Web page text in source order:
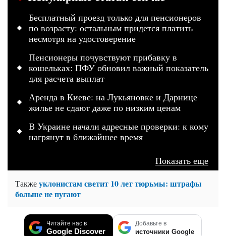
Бесплатный проезд только для пенсионеров
по возрасту: остальным придется платить
несмотря на удостоверение
Пенсионеры почувствуют прибавку в
кошельках: ПФУ обновил важный показатель
для расчета выплат
Аренда в Киеве: на Лукьяновке и Дарнице
жилье не сдают даже по низким ценам
В Украине начали адресные проверки: к кому
нагрянут в ближайшее время
Показать еще
Такжеуклонистам светит 10 лет тюрьмы: штрафы
больше не пугают
Читайте нас в
Google Discover
Добавьте в
источники Google